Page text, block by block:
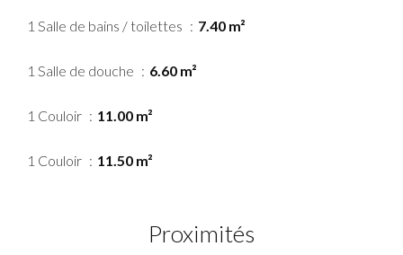
1 Salle de bains / toilettes 7.40 m²
1 Salle de douche 6.60 m²
1 Couloir 11.00 m²
1 Couloir 11.50 m²
Proximités